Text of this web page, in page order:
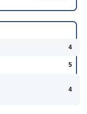
4
5
4